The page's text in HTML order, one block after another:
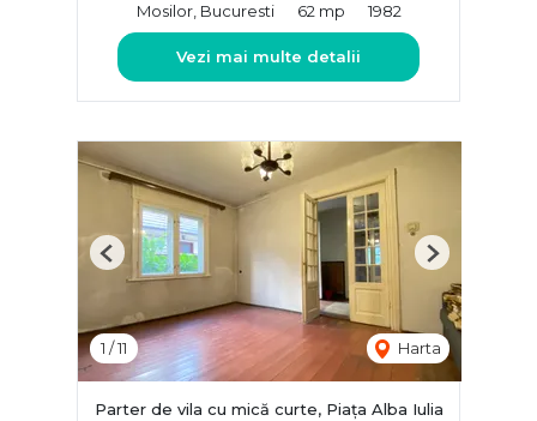
Mosilor, Bucuresti
62 mp 1982
Vezi mai multe detalii
1 /11 Harta
Previous Next
Parter de vila cu mică curte, Piața Alba Iulia